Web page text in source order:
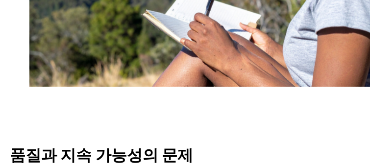
품질과 지속 가능성의 문제